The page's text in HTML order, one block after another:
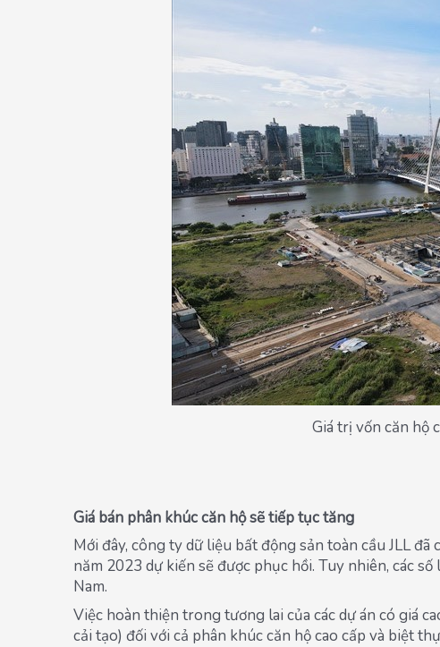
Giá trị vốn căn hộ
Giá bán phân khúc căn hộ sẽ tiếp tục tăng
Mới đây, công ty dữ liệu bất động sản toàn cầu JLL
năm 2023 dự kiến sẽ được phục hồi. Tuy nhiên, các
Nam.
Việc hoàn thiện trong tương lai của các dự án có giá
cải tạo) đối với cả phân khúc căn hộ cao cấp và biệt